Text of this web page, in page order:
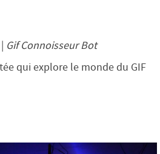
Gif Connoisseur Bot
qui explore le monde du GIF